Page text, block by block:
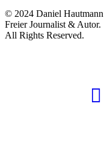
© 2024 Daniel Hautmann
Freier Journalist & Autor.
All Rights Reserved.